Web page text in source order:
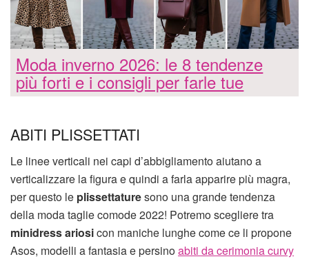
Moda inverno 2026: le 8 tendenze
più forti e i consigli per farle tue
ABITI PLISSETTATI
Le linee verticali nei capi d’abbigliamento aiutano a
verticalizzare la figura e quindi a farla apparire più magra,
per questo le plissettaturesono una grande tendenza
della moda taglie comode 2022! Potremo scegliere tra
minidress ariosicon maniche lunghe come ce li propone
Asos, modelli a fantasia e persinoabiti da cerimonia curvy